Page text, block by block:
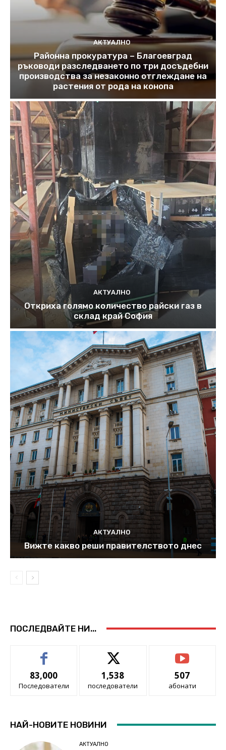
АКТУАЛНО
Районна прокуратура – Благоевград
ръководи разследването по три досъдебни
производства за незаконно отглеждане на
растения от рода на конопа
АКТУАЛНО
Откриха голямо количество райски газ в
склад край София
АКТУАЛНО
Вижте какво реши правителството днес
ПОСЛЕДВАЙТЕ НИ...
83,000
Последователи
1,538
последователи
507
абонати
НАЙ-НОВИТЕ НОВИНИ
АКТУАЛНО